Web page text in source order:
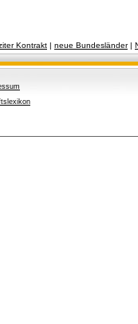
Kontrakt | neue Bundesländer|